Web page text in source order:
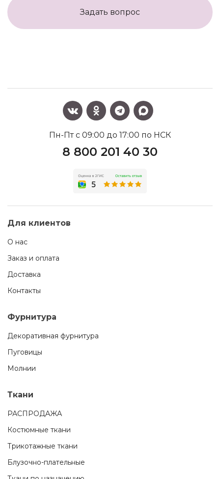
Задать вопрос
Пн-Пт с 09:00 до 17:00 по НСК
8 800 201 40 30
Для клиентов
О нас
Заказ и оплата
Доставка
Контакты
Фурнитура
Декоративная фурнитура
Пуговицы
Молнии
Ткани
РАСПРОДАЖА
Костюмные ткани
Трикотажные ткани
Блузочно-плательные